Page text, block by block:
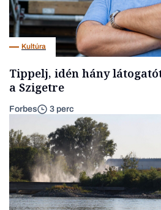
Kultúra
Tippelj, idén hány
a Szigetre
Forbes 3 perc